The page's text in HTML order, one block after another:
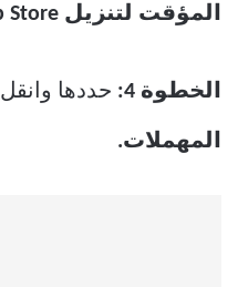
المؤقت لتنزيل Mac App Store.
الخطوة 4: حددها وانقل
المهملات.